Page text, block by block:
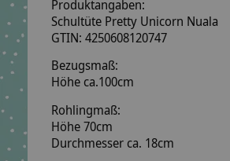
Produktangaben:
Schultüte Pretty Unicorn Nuala
GTIN: 4250608120747
Bezugsmaß:
Höhe ca.100cm
Rohlingmaß:
Höhe 70cm
Durchmesser ca. 18cm